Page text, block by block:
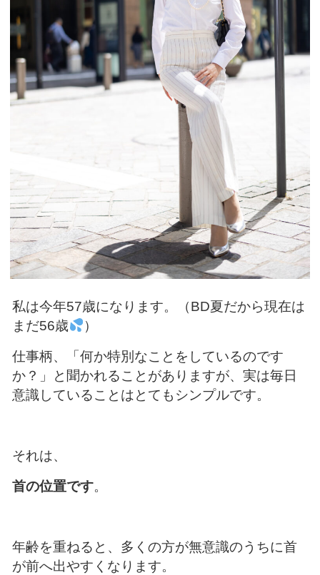
私は今年57歳になります。（BD夏だから現在は
まだ56歳
）
仕事柄、「何か特別なことをしているのです
か？」と聞かれることがありますが、実は毎日
意識していることはとてもシンプルです。
それは、
首の位置です。
年齢を重ねると、多くの方が無意識のうちに首
が前へ出やすくなります。